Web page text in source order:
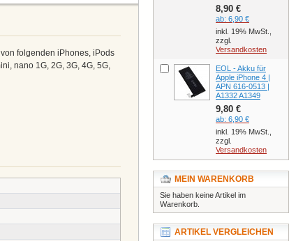
folgenden iPhones, iPods
nano 1G, 2G, 3G, 4G, 5G,
8,90 €
ab: 6,90 €
inkl. 19% MwSt.,
zzgl.
Versandkosten
EOL - Akku für
Apple iPhone 4 |
APN 616-0513 |
A1332 A1349
9,80 €
ab: 6,90 €
inkl. 19% MwSt.,
zzgl.
Versandkosten
MEIN WARENKORB
Sie haben keine Artikel im
Warenkorb.
ARTIKEL VERGLEICHEN